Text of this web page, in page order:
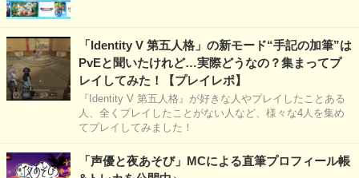
「Identity V 第五人格」の新モード“手記の加筆”は
PvEと聞いたけれど…実際どうなの？集まってプ
レイしてみた！【プレイレポ】
『Identity V 第五人格』が好きな人やプレイしたことある
人、全くプレイしたことがない人など、様々な4人を集め
てプレイしてみました！
「声優と夜あそび」MCによる直筆プロフィール帳